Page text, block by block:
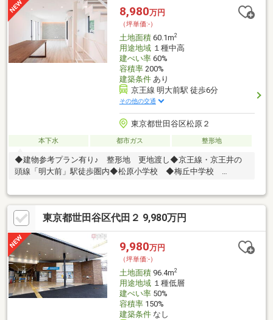
ント】～弊社ホームページ～https://wallmate.co.jp/～
8,980万円
（坪単価:-）
土地面積60.1m2
用途地域１種中高
建ぺい率60%
容積率200%
建築条件あり
京王線 明大前駅 徒歩6分
その他の交通
東京都世田谷区松原２
本下水 都市ガス 整形地
◆建物参考プラン有り♪ 整形地 更地渡し◆京王線・京王井の
頭線「明大前」駅徒歩圏内◆松原小学校 ◆梅丘中学校
【かかりつけの不動産屋】として、徹底的にまで顧客主義を貫く
事をお約束いたします。■城南エリアに特化した情報網を駆使
し、最良の不動産をご提案。■住宅ローンシュミレーション無料
相談会 毎日随時開催中。■ウォールメイトオリジナルの住宅購
入・住替え等について分かりやすく解説したガイドブックをご希
望者様に【無料プレゼント】～弊社ホームページ～
https://wallmate.co.jp/～
東京都世田谷区代田２ 9,980万円
9,980万円
（坪単価:-）
土地面積96.4m2
用途地域１種低層
建ぺい率50%
容積率150%
建築条件なし